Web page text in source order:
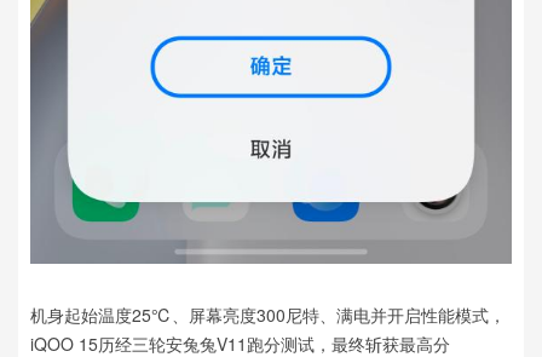
机身起始温度25℃、屏幕亮度300尼特、满电并开启性能模式，
iQOO 15历经三轮安兔兔V11跑分测试，最终斩获最高分